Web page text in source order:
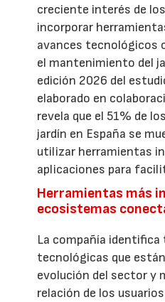
creciente interés de
incorporar
avances tecnológicos
el mantenimiento del
edición 2026 del
elaborado en
revela que el 51% de
jardín en España se
utilizar herramientas
aplicaciones para
Herramientas más
ecosistemas
La compañía
tecnológicas que
evolución del sector y
relación de los